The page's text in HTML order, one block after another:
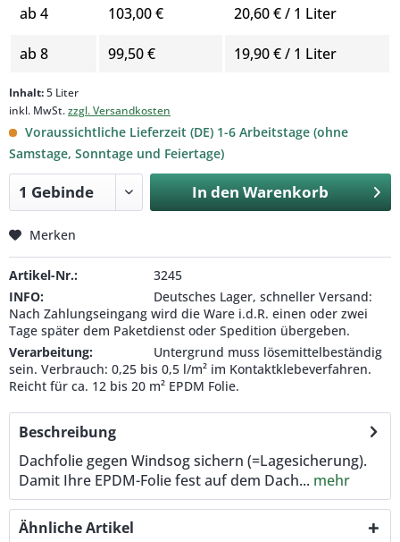
ab 4 103,00 € 20,60 € / 1 Liter
ab 8 99,50 € 19,90 € / 1 Liter
Inhalt:5 Liter
inkl. MwSt.zzgl. Versandkosten
Voraussichtliche Lieferzeit (DE) 1-6 Arbeitstage (ohne
Samstage, Sonntage und Feiertage)
In denWarenkorb
Merken
Artikel-Nr.:
3245
INFO:
Deutsches Lager, schneller Versand:
Nach Zahlungseingang wird die Ware i.d.R. einen oder zwei
Tage später dem Paketdienst oder Spedition übergeben.
Verarbeitung:
Untergrund muss lösemittelbeständig
sein. Verbrauch: 0,25 bis 0,5 l/m² im Kontaktklebeverfahren.
Reicht für ca. 12 bis 20 m² EPDM Folie.
Beschreibung
Dachfolie gegen Windsog sichern (=Lagesicherung).
Damit Ihre EPDM-Folie fest auf dem Dach... mehr
Ähnliche Artikel